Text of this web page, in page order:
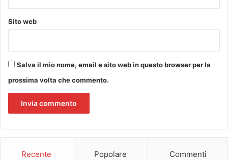
Sito web
Salva il mio nome, email e sito web in questo browser per la
prossima volta che commento.
Recente Popolare Commenti